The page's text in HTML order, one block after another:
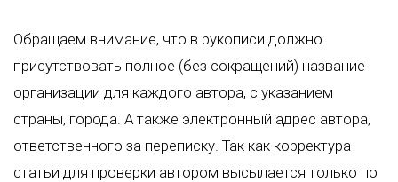
Обращаем внимание, что в рукописи должно
присутствовать полное (без сокращений) название
организации для каждого автора, с указанием
страны, города. А также электронный адрес автора,
ответственного за переписку. Так как корректура
статьи для проверки автором высылается только по